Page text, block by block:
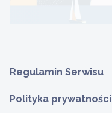
Regulamin Serwisu
Polityka prywatności